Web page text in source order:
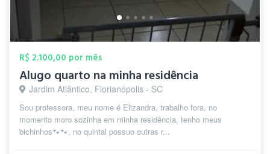
R$ 2.100,00 por mês
Alugo quarto na minha residência
Jardim Atlântico, Florianópolis - SC
Sou professora, meu nome é Elizandra, trabalho fora, no
momento moro sozinha em minha residência, tenho meus
bichinhos🐾🐾, no quintal possuo outras r...